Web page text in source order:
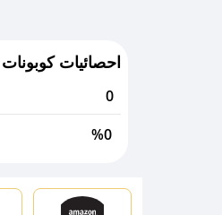
احصائيات
0
%0